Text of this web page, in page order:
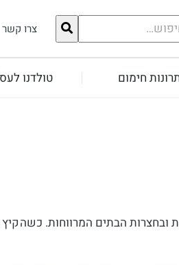
צרו קשר
חימום טולדנו
הבתים המרווחות.